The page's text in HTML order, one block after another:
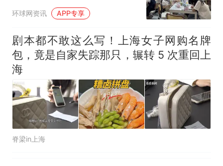
熨斗加热拼豆，极易引发
烫伤、漏电、起火，涉事
门店已立案、问题熨斗全
部查封下架
环球网资讯 APP专享
剧本都不敢这么写！上海女子网购名牌
包，竟是自家失踪那只，辗转 5 次重回上
海
脊梁in上海